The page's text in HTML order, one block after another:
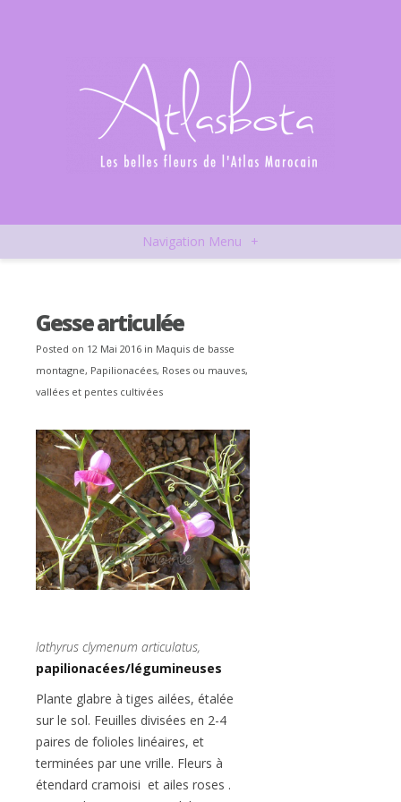
Navigation Menu +
Gesse articulée
Posted on 12 Mai 2016 in Maquis de basse
montagne, Papilionacées, Roses ou mauves,
vallées et pentes cultivées
lathyrus clymenum articulatus,
papilionacées/légumineuses
Plante glabre à tiges ailées, étalée
sur le sol. Feuilles divisées en 2-4
paires de folioles linéaires, et
terminées par une vrille. Fleurs à
étendard cramoisi et ailes roses .